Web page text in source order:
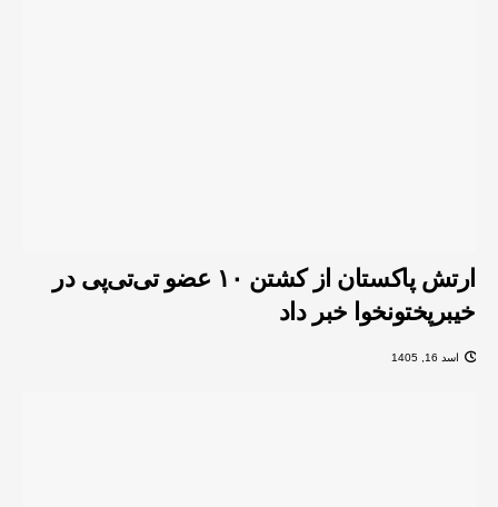
ارتش پاکستان از کشتن ۱۰ عضو تی‌تی‌پی در
خیبرپختونخوا خبر داد
اسد 16, 1405